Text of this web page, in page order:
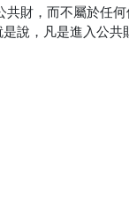
財，而不屬於任
說，凡是進入公